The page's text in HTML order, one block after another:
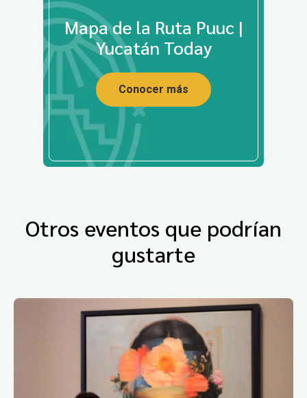
Mapa de la Ruta Puuc |
Yucatán Today
Conocer más
Otros eventos que podrían
gustarte